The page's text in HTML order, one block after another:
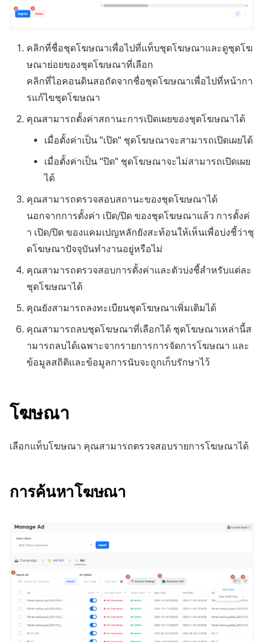
คลิกที่ชื่อชุดโฆษณาเพื่อไปที่แท็บชุดโฆษณาและดูชุดโฆ
ษณาย่อยของชุดโฆษณาที่เลือก
คลิกที่ไอคอนดินสอถัดจากชื่อชุดโฆษณาเพื่อไปที่หน้ากา
รแก้ไขชุดโฆษณา
คุณสามารถตั้งค่าสถานะการเปิดเผยของชุดโฆษณาได้
เมื่อตั้งค่าเป็น "เปิด" ชุดโฆษณาจะสามารถเปิดเผยได้
เมื่อตั้งค่าเป็น "ปิด" ชุดโฆษณาจะไม่สามารถเปิดเผย
ได้
คุณสามารถตรวจสอบสถานะของชุดโฆษณาได้
นอกจากการตั้งค่า เปิด/ปิดของชุดโฆษณาแล้ว การตั้งค่
า เปิด/ปิดของแคมเปญหลักยังสะท้อนให้เห็นเพื่อบ่งชี้ว่าชุ
ดโฆษณาปัจจุบันทำงานอยู่หรือไม่
คุณสามารถตรวจสอบการตั้งค่าและตัวบ่งชี้สำหรับแต่ละ
ชุดโฆษณาได้
คุณยังสามารถลงทะเบียนชุดโฆษณาเพิ่มเติมได้
คุณสามารถลบชุดโฆษณาที่เลือกได้ ชุดโฆษณาเหล่านี้ส
ามารถลบได้เฉพาะจากรายการการจัดการโฆษณา และ
ข้อมูลสถิติและข้อมูลการนับจะถูกเก็บรักษาไว้
โฆษณา
เลือกแท็บโฆษณา คุณสามารถตรวจสอบรายการโฆษณาได้
การค้นหาโฆษณา